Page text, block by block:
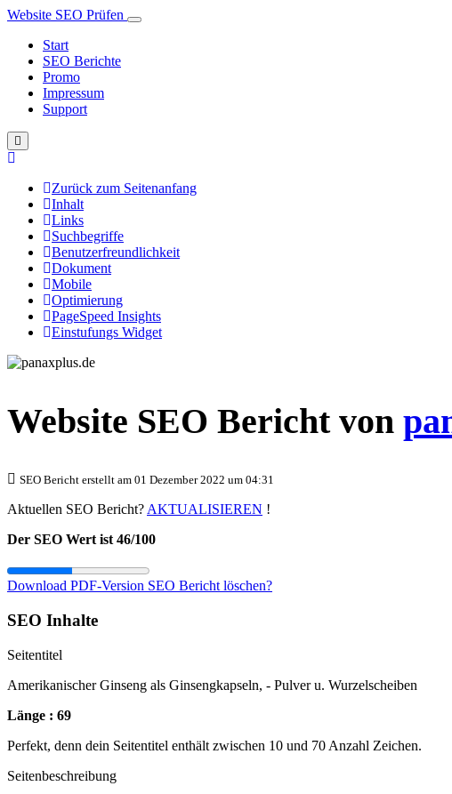
Website SEO Prüfen
Start
SEO Berichte
Promo
Impressum
Support
Zurück zum Seitenanfang
Inhalt
Links
Suchbegriffe
Benutzerfreundlichkeit
Dokument
Mobile
Optimierung
PageSpeed Insights
Einstufungs Widget
Website SEO Bericht von
SEO Bericht erstellt am 01 Dezember 2022 um 04:31
Aktuellen SEO Bericht? AKTUALISIEREN !
Der SEO Wert ist 46/100
Download PDF-Version SEO Bericht löschen?
SEO Inhalte
Seitentitel
Amerikanischer Ginseng als Ginsengkapseln, - Pulver u. Wurzelscheiben
Länge : 69
Perfekt, denn dein Seitentitel enthält zwischen 10 und 70 Anzahl Zeichen.
Seitenbeschreibung